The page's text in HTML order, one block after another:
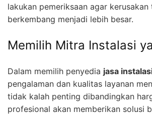
lakukan pemeriksaan agar kerusakan
berkembang menjadi lebih besar.
Memilih Mitra Instalasi
Dalam memilih penyedia jasa
pengalaman dan kualitas layanan
tidak kalah penting dibandingkan
profesional akan memberikan solusi